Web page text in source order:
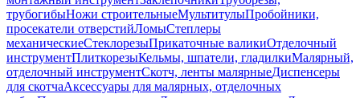
трубогибыНожи строительныеМультитулыПробойники,
просекатели отверстийЛомыСтеплеры
механическиеСтеклорезыПрикаточные валикиОтделочный
инструментПлиткорезыКельмы, шпатели, гладилкиМалярный,
отделочный инструментСкотч, ленты малярныеДиспенсеры
для скотчаАксессуары для малярных, отделочных